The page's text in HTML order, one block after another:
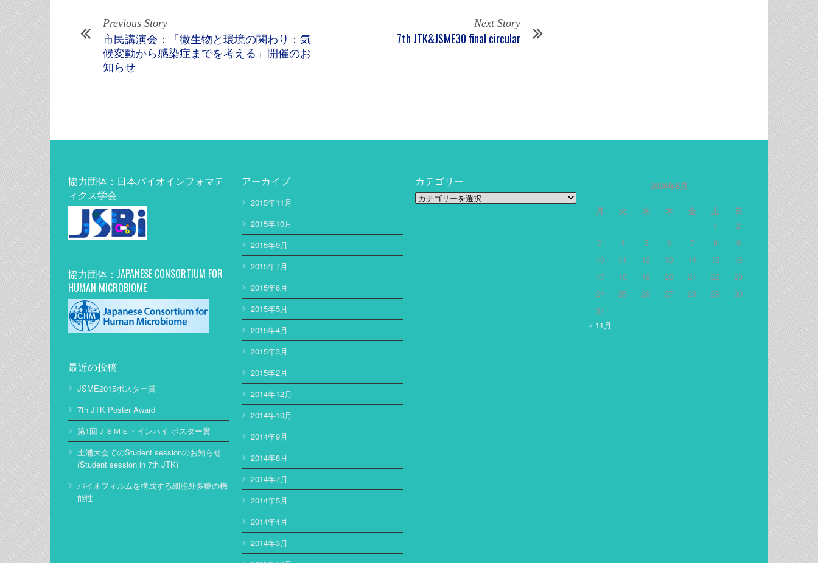
Previous Story
市民講演会：「微生物と環境の関わり：気
候変動から感染症までを考える」開催のお
知らせ
Next Story
7th JTK&JSME30 final circular
協力団体：日本バイオインフォマテ
ィクス学会
協力団体：JAPANESE CONSORTIUM FOR
HUMAN MICROBIOME
最近の投稿
JSME2015ポスター賞
7th JTK Poster Award
第1回ＪＳＭＥ・インハイ ポスター賞
土浦大会でのStudent sessionのお知らせ
(Student session in 7th JTK)
バイオフィルムを構成する細胞外多糖の機
能性
アーカイブ
2015年11月
2015年10月
2015年9月
2015年7月
2015年6月
2015年5月
2015年4月
2015年3月
2015年2月
2014年12月
2014年10月
2014年9月
2014年8月
2014年7月
2014年5月
2014年4月
2014年3月
カテゴリー
カ
2026年8月
月 火 水 木 金 土
日
1
2
3
4 5 6 7 8
9
10
11 12 13 14 15
16
17
18 19 20 21 22
23
24
25 26 27 28 29
30
31
« 11月